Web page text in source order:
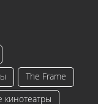
The Frame